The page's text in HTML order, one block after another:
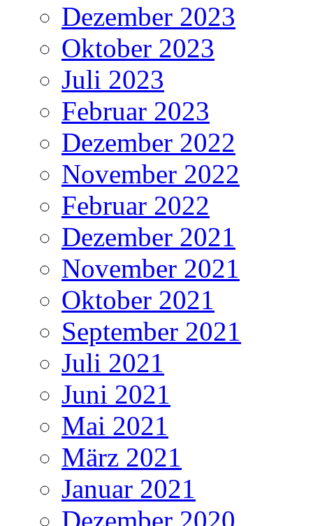
Dezember 2023
Oktober 2023
Juli 2023
Februar 2023
Dezember 2022
November 2022
Februar 2022
Dezember 2021
November 2021
Oktober 2021
September 2021
Juli 2021
Juni 2021
Mai 2021
März 2021
Januar 2021